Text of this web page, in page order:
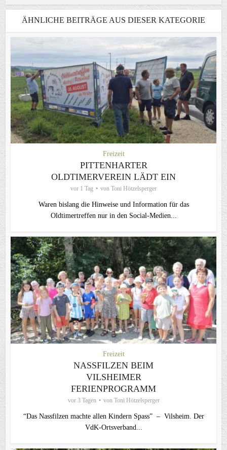
ÄHNLICHE BEITRÄGE AUS DIESER KATEGORIE
Freizeit
PITTENHARTER
OLDTIMERVEREIN LÄDT EIN
vor 1 Tag von Toni Hötzelsperger
Waren bislang die Hinweise und Information für das
Oldtimertreffen nur in den Social-Medien...
Freizeit
NASSFILZEN BEIM
VILSHEIMER
FERIENPROGRAMM
vor 3 Tagen von Toni Hötzelsperger
“Das Nassfilzen machte allen Kindern Spass” – Vilsheim. Der
VdK-Ortsverband...